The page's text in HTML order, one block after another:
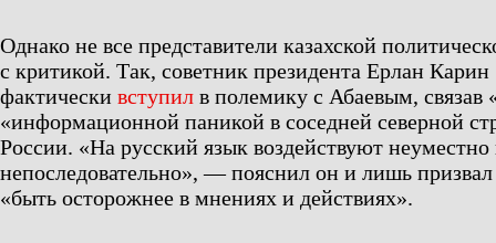
Однако не все представители казахской
с критикой. Так, советник президента Ерлан Карин
фактически вступил в полемику с Абаевым, связав
«информационной паникой в соседней северной
России. «На русский язык воздействуют неуместно
непоследовательно», — пояснил он и лишь
«быть осторожнее в мнениях и действиях».